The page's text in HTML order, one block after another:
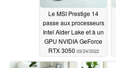
Le MSI Prestige 14
passe aux processeurs
Intel Alder Lake et à un
GPU NVIDIA GeForce
RTX 3050 03/24/2022